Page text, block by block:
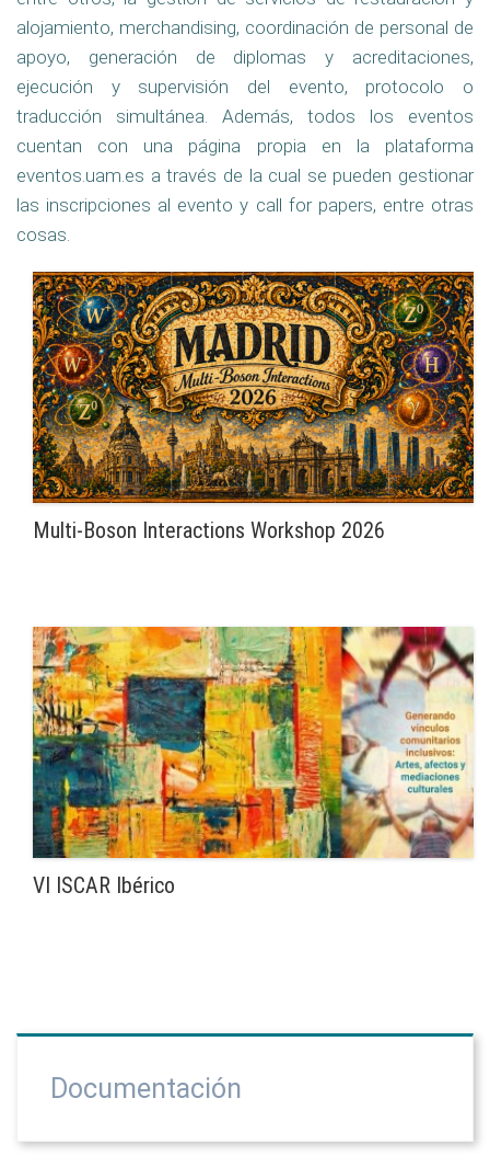
alojamiento, merchandising, coordinación de personal de
apoyo, generación de diplomas y acreditaciones,
ejecución y supervisión del evento, protocolo o
traducción simultánea. Además, todos los eventos
cuentan con una página propia en la plataforma
eventos.uam.es a través de la cual se pueden gestionar
las inscripciones al evento y call for papers, entre otras
cosas.
Multi-Boson Interactions Workshop 2026
VI ISCAR Ibérico
Documentación